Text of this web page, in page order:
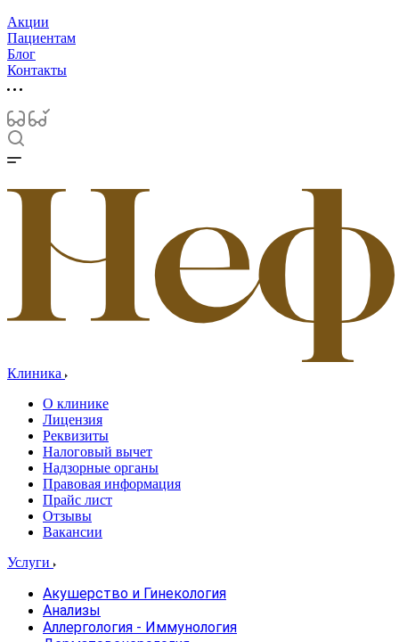
Акции
Пациентам
Блог
Контакты
Клиника
О клинике
Лицензия
Реквизиты
Налоговый вычет
Надзорные органы
Правовая информация
Прайс лист
Отзывы
Вакансии
Услуги
Акушерство и Гинекология
Анализы
Аллергология - Иммунология